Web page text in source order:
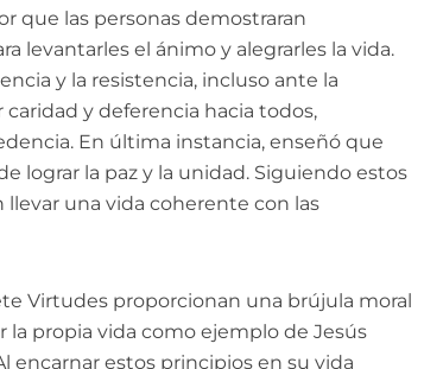
que las personas demostraran
levantarles el ánimo y alegrarles la vida.
y la resistencia, incluso ante la
y deferencia hacia todos,
En última instancia, enseñó que
lograr la paz y la unidad. Siguiendo estos
llevar una vida coherente con las
Virtudes proporcionan una brújula moral
la propia vida como ejemplo de Jesús
encarnar estos principios en su vida